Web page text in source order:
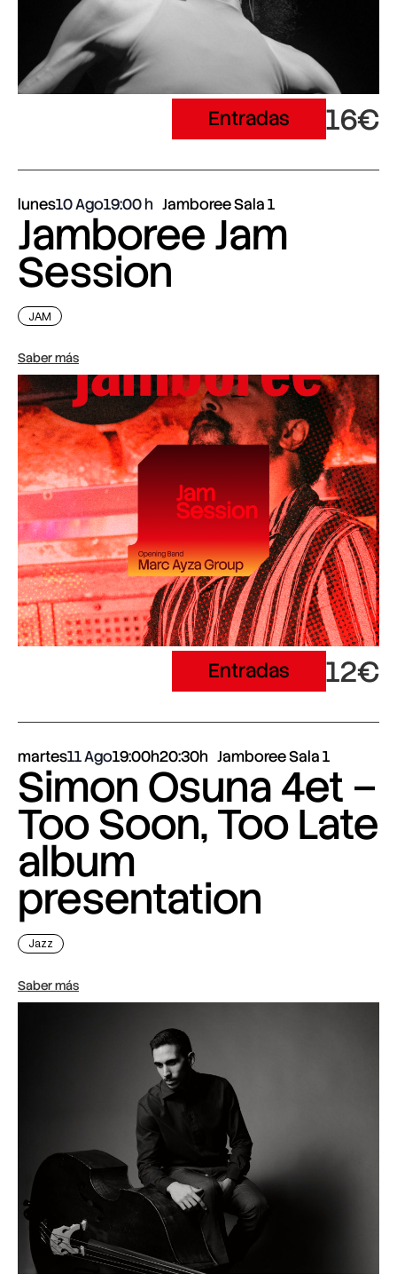
Entradas 16€
lunes10 Ago19:00 Jamboree Sala 1
Jamboree Jam
Session
JAM
Saber más
Entradas 12€
martes11 Ago19:00h20:30h Jamboree Sala 1
Simon Osuna 4et –
Too Soon, Too Late
album
presentation
Jazz
Saber más